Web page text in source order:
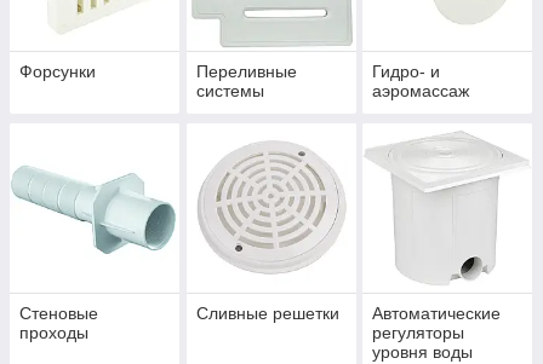
Форсунки
Переливные
системы
Гидро- и
аэромассаж
Стеновые
проходы
Сливные решетки
Автоматические
регуляторы
уровня воды